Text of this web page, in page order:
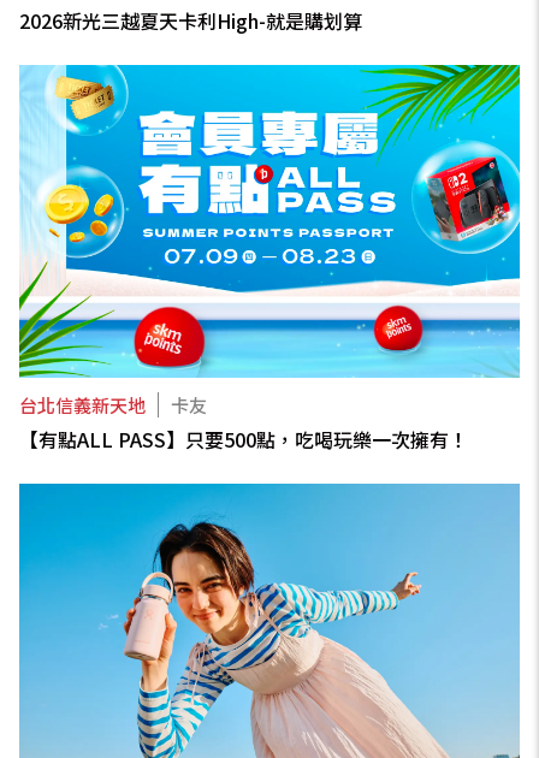
2026新光三越夏天卡利High-就是購划算
台北信義新天地 卡友
【有點ALL PASS】只要500點，吃喝玩樂一次擁有！